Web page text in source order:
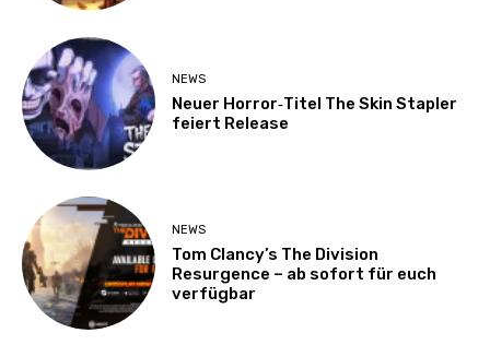
NEWS
Neuer Horror‑Titel The Skin Stapler
feiert Release
NEWS
Tom Clancy’s The Division
Resurgence – ab sofort für euch
verfügbar